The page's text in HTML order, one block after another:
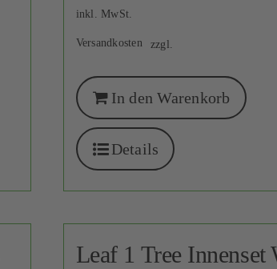
inkl. MwSt.
zzgl.
Versandkosten
In den Warenkorb
Details
Leaf 1 Tree Innenset